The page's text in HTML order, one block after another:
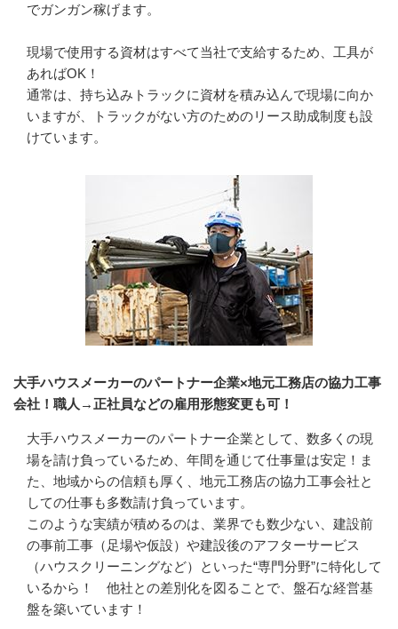
でガンガン稼げます。
現場で使用する資材はすべて当社で支給するため、工具が
あればOK！
通常は、持ち込みトラックに資材を積み込んで現場に向か
いますが、トラックがない方のためのリース助成制度も設
けています。
大手ハウスメーカーのパートナー企業×地元工務店の協力工事
会社！職人→正社員などの雇用形態変更も可！
大手ハウスメーカーのパートナー企業として、数多くの現
場を請け負っているため、年間を通じて仕事量は安定！ま
た、地域からの信頼も厚く、地元工務店の協力工事会社と
しての仕事も多数請け負っています。
このような実績が積めるのは、業界でも数少ない、建設前
の事前工事（足場や仮設）や建設後のアフターサービス
（ハウスクリーニングなど）といった“専門分野”に特化して
いるから！　他社との差別化を図ることで、盤石な経営基
盤を築いています！